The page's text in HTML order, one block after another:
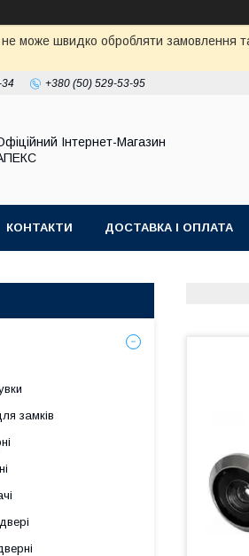
не може швидко обробляти замовлення
34 +380 (50) 529-53-95
Інтернет-Магазин
КОНТАКТИ ДОСТАВКА І ОПЛАТА
замків